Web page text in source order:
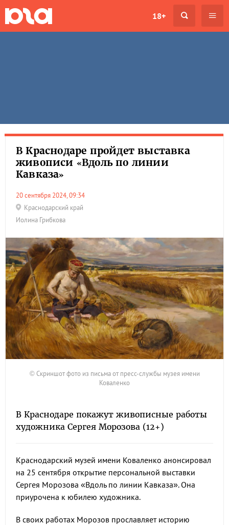
18+
В Краснодаре пройдет выставка
живописи «Вдоль по линии
Кавказа»
20 сентября 2024, 09:34
Краснодарский край
Иолина Грибкова
© Скриншот фото из письма от пресс-службы музея имени
Коваленко
В Краснодаре покажут живописные работы
художника Сергея Морозова (12+)
Краснодарский музей имени Коваленко анонсировал
на 25 сентября открытие персональной выставки
Сергея Морозова «Вдоль по линии Кавказа». Она
приурочена к юбилею художника.
В своих работах Морозов прославляет историю